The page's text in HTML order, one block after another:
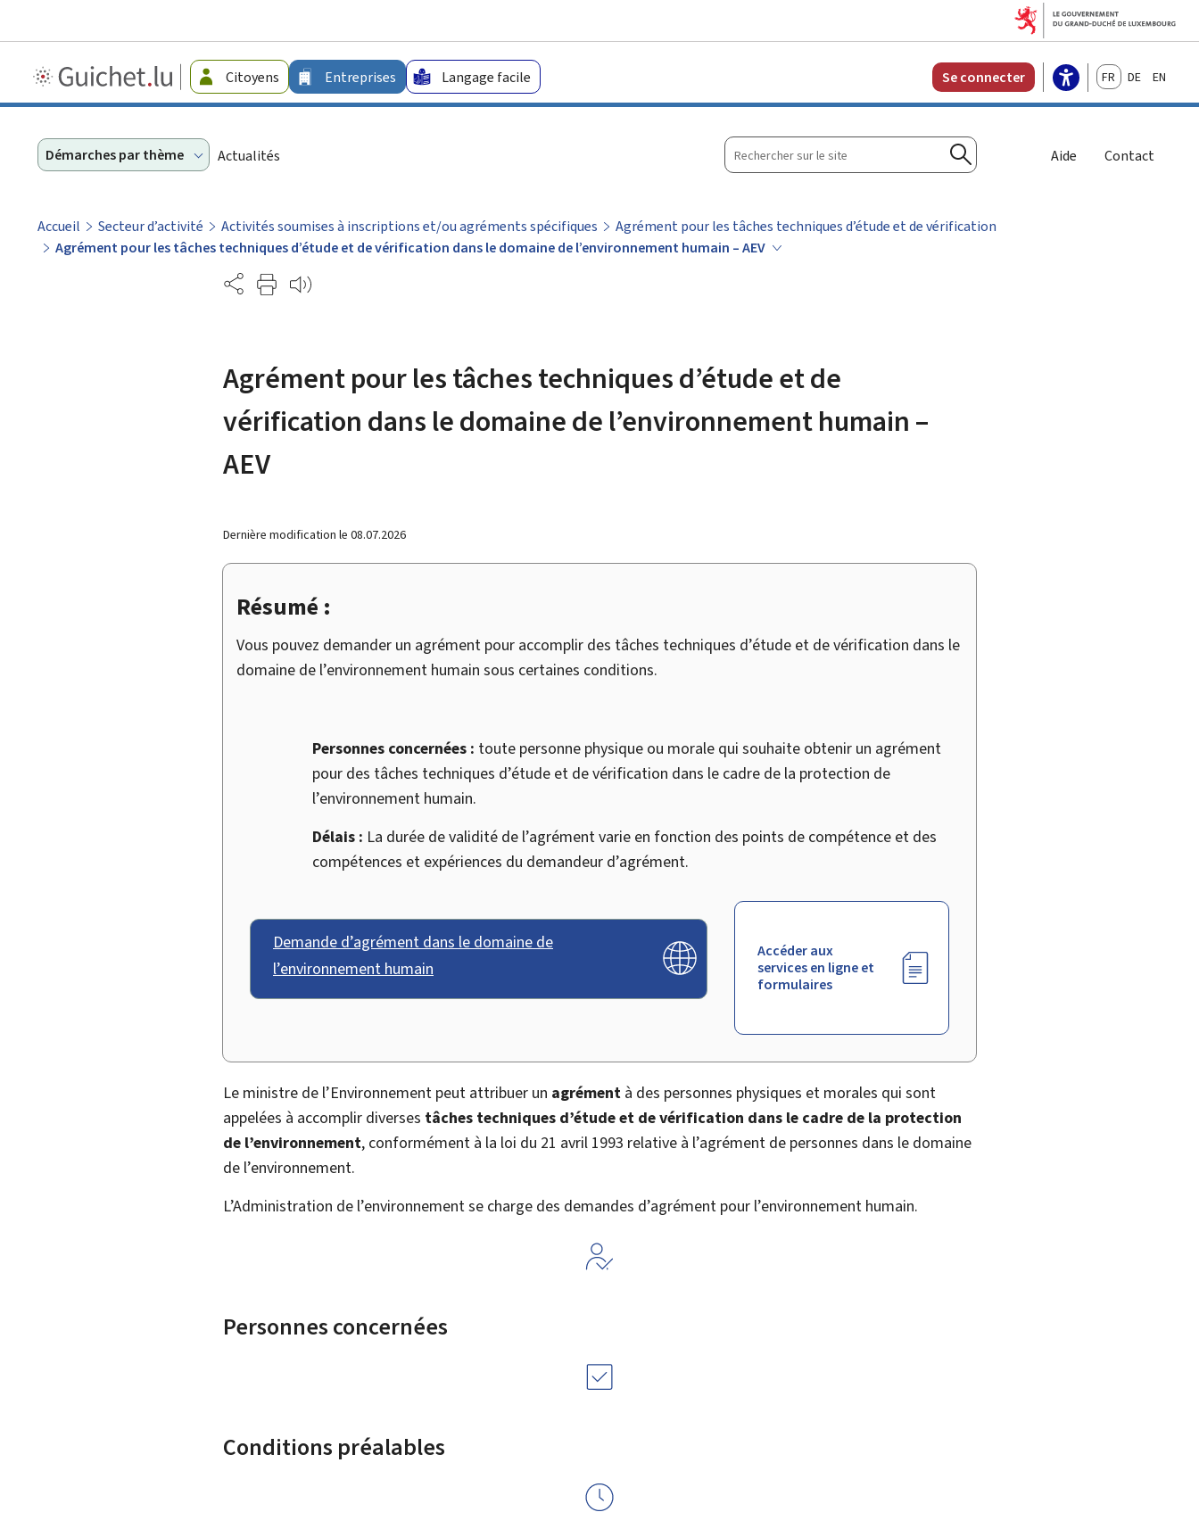
Guichet.lu
-
Citoyens Entreprises Langage facile Se connecter FrançaisDeutschEnglish
Démarches par thème Actualités
Rechercher
sur
site
Rechercher
Aide Contact
Accueil Secteur d’activité Activités soumises à inscriptions et/ou agréments spécifiques
Agrément pour les tâches techniques d’étude et de vérification
Agrément pour les tâches techniques d’étude et de vérification dans le domaine de l’environnement humain – AEV
Partage
Agrément pour les tâches techniques d’étude et de
vérification dans le domaine de l’environnement humain –
AEV
Dernière modification le 08.07.2026
Résumé :
Vous pouvez demander un agrément pour accomplir des tâches techniques d’étude et de vérification dans le
domaine de l’environnement humain sous certaines conditions.
Personnes concernées : toute personne physique ou morale qui souhaite obtenir un agrément
pour des tâches techniques d’étude et de vérification dans le cadre de la protection de
l’environnement humain.
Délais : La durée de validité de l’agrément varie en fonction des points de compétence et des
compétences et expériences du demandeur d’agrément.
Demande d’agrément dans le domaine de
l’environnement humain
Accéder aux
services en ligne et
formulaires
Le ministre de l’Environnement peut attribuer un agrément à des personnes physiques et morales qui sont
appelées à accomplir diverses tâches techniques d’étude et de vérification dans le cadre de la protection
de l’environnement, conformément à la loi du 21 avril 1993 relative à l’agrément de personnes dans le domaine
de l’environnement.
L’Administration de l’environnementse charge des demandes d’agrément pour l’environnement humain.
Personnes concernées
Conditions préalables